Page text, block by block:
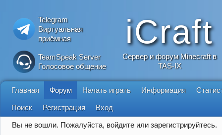
Telegram
Виртуальная
приёмная
TeamSpeak Server
Голосовое общение
iCraft
Сервер и форум Minecraft в
TAS-IX
Главная Форум Начать играть Информация
Поиск Регистрация Вход
Вы не вошли. Пожалуйста, войдите или зарегистрируйтесь.